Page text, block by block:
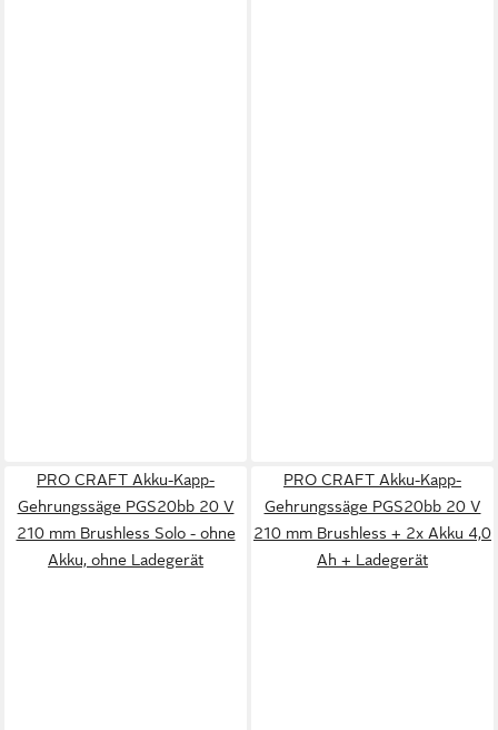
PRO CRAFT Akku-Kapp-
Gehrungssäge PGS20bb 20 V
210 mm Brushless Solo - ohne
Akku, ohne Ladegerät
PRO CRAFT Akku-Kapp-
Gehrungssäge PGS20bb 20 V
210 mm Brushless + 2x Akku 4,0
Ah + Ladegerät